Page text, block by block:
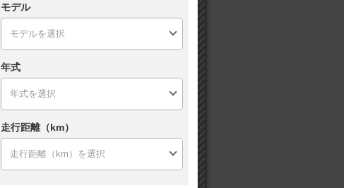
モデル
年式
走行距離（km）